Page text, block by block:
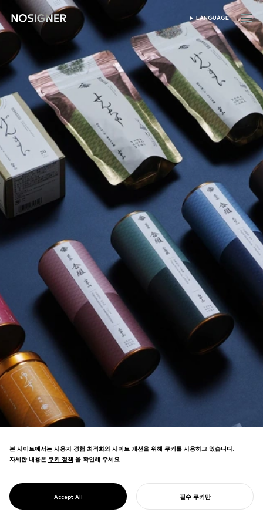
홈 SELECT LANGUAGE
LANGUAGE
PROJECT
YAMAMOTOYAMA
예측치의 3배를 달성하고 공장 확장에 기여했
본 사이트에서는 사용자 경험 최적화와 사이트 개선을 위해 쿠키를 사용하고 있습니다.
자세한 내용은 쿠키 정책
쿠키 정책 을 확인해 주세요.
Accept All 필수 쿠키만